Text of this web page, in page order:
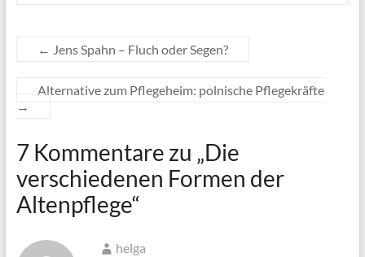
← Jens Spahn – Fluch oder Segen?
Alternative zum Pflegeheim: polnische Pflegekräfte
→
7 Kommentare zu „Die
verschiedenen Formen der
Altenpflege“
helga